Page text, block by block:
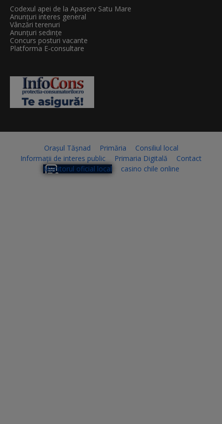
Codexul apei de la Apaserv Satu Mare
Anunțuri interes general
Vânzări terenuri
Anunțuri sedințe
Concurs posturi vacante
Platforma E-consultare
Orașul Tășnad Primăria
Consiliul local
Informații de interes public
Primaria Digitală
Contact
Monitorul oficial local
casino chile online